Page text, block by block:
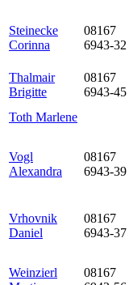
Steinecke
Corinna
08167
6943-32
Thalmair
Brigitte
08167
6943-45
Toth Marlene
Vogl
Alexandra
08167
6943-39
Vrhovnik
Daniel
08167
6943-37
Weinzierl
08167